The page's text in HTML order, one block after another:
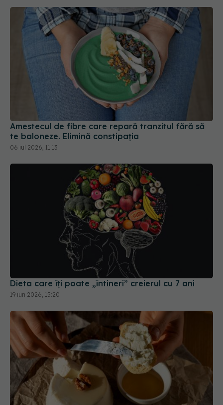
Amestecul de fibre care repară tranzitul fără să
te baloneze. Elimină constipația
06 iul 2026, 11:13
Dieta care îți poate „întineri” creierul cu 7 ani
Seu de vită, „grăsimea-minune” care a împărțit
internetul în două tabere: trend alimentar sau
risc pentru inimă și piele?